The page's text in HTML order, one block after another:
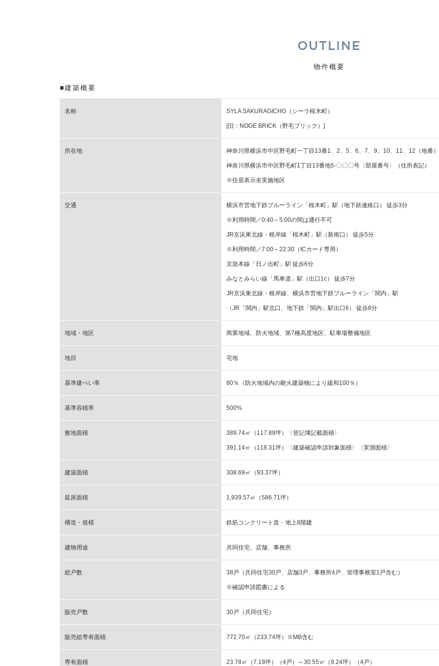
OUTLINE
物件概要
■建築概要
名称 SYLA SAKURAGICHO（シーラ桜木町）
[旧：NOGE BRICK（野毛ブリック）]
所在地 神奈川県横浜市中区野毛町一丁目13番1、2、5、6、7、9、10、11、12（地番）
神奈川県横浜市中区野毛町1丁目13番地5-〇〇〇号〈部屋番号〉（住所表記）
※住居表示未実施地区
交通 横浜市営地下鉄ブルーライン「桜木町」駅（地下鉄連絡口） 徒歩3分
※利用時間／0:40～5:00の間は通行不可
JR京浜東北線・根岸線「桜木町」駅（新南口） 徒歩5分
※利用時間／7:00～22:30（ICカード専用）
京急本線「日ノ出町」駅 徒歩6分
みなとみらい線「馬車道」駅（出口1c） 徒歩7分
JR京浜東北線・根岸線、横浜市営地下鉄ブルーライン「関内」駅
（JR「関内」駅北口、地下鉄「関内」駅出口6） 徒歩8分
地域・地区 商業地域、防火地域、第7種高度地区、駐車場整備地区
地目 宅地
基準建ぺい率 80％（防火地域内の耐火建築物により緩和100％）
基準容積率 500%
敷地面積 389.74㎡（117.89坪）〈登記簿記載面積〉
391.14㎡（118.31坪）〈建築確認申請対象面積〉〈実測面積〉
建築面積 308.69㎡（93.37坪）
延床面積 1,939.57㎡（586.71坪）
構造・規模 鉄筋コンクリート造・地上8階建
建物用途 共同住宅、店舗、事務所
総戸数 38戸（共同住宅30戸、店舗3戸、事務所4戸、管理事務室1戸含む）
※確認申請図書による
販売戸数 30戸（共同住宅）
販売総専有面積 772.70㎡（233.74坪）※MB含む
専有面積 23.78㎡（7.19坪）（4戸）～30.55㎡（9.24坪）（4戸）